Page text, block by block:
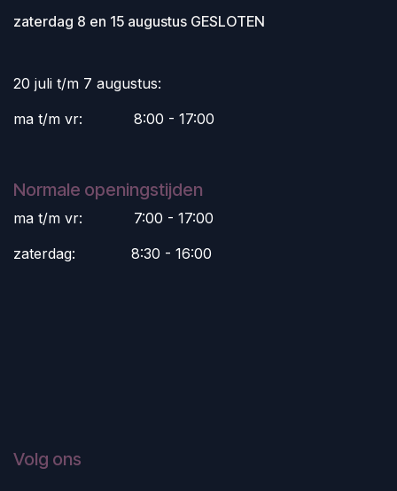
zaterdag 8 en 15 augustus GESLOTEN
20 juli t/m 7 augustus:
ma t/m vr:
​8:00 - 17:00
Normale openingstijden
ma t/m vr:
​7:00 - 17:00
zaterdag:
​8:30 - 16:00
Volg ons